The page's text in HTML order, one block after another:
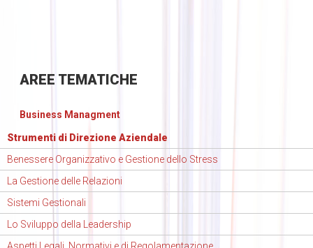
AREE TEMATICHE
Business Managment
Strumenti di Direzione Aziendale
Benessere Organizzativo e Gestione dello Stress
La Gestione delle Relazioni
Sistemi Gestionali
Lo Sviluppo della Leadership